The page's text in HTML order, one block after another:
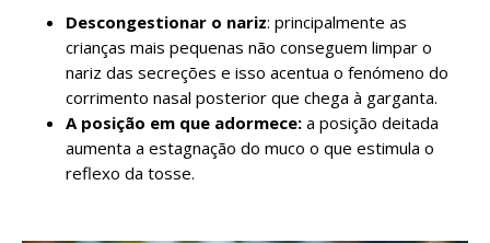
Descongestionar o nariz: principalmente as
crianças mais pequenas não conseguem limpar o
nariz das secreções e isso acentua o fenómeno do
corrimento nasal posterior que chega à garganta.
A posição em que adormece: a posição deitada
aumenta a estagnação do muco o que estimula o
reflexo da tosse.